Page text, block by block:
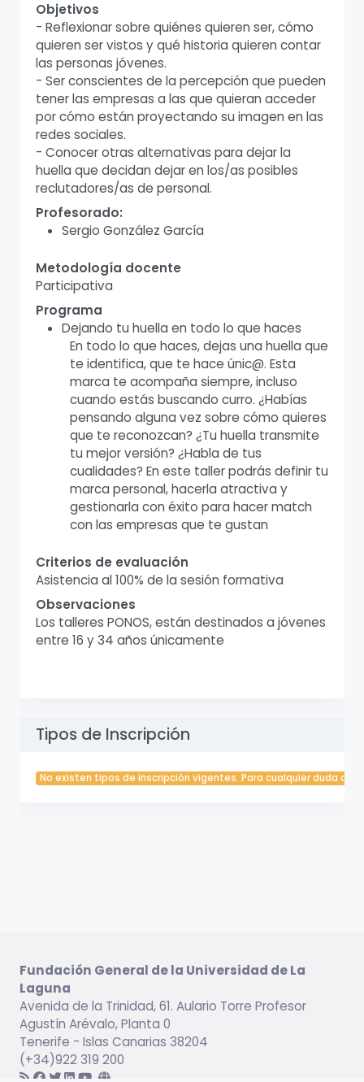
Objetivos
- Reflexionar sobre quiénes quieren ser, cómo
quieren ser vistos y qué historia quieren contar
las personas jóvenes.
- Ser conscientes de la percepción que pueden
tener las empresas a las que quieran acceder
por cómo están proyectando su imagen en las
redes sociales.
- Conocer otras alternativas para dejar la
huella que decidan dejar en los/as posibles
reclutadores/as de personal.
Profesorado:
Sergio González García
Metodología docente
Participativa
Programa
Dejando tu huella en todo lo que haces
En todo lo que haces, dejas una huella que
te identifica, que te hace únic@. Esta
marca te acompaña siempre, incluso
cuando estás buscando curro. ¿Habías
pensando alguna vez sobre cómo quieres
que te reconozcan? ¿Tu huella transmite
tu mejor versión? ¿Habla de tus
cualidades? En este taller podrás definir tu
marca personal, hacerla atractiva y
gestionarla con éxito para hacer match
con las empresas que te gustan
Criterios de evaluación
Asistencia al 100% de la sesión formativa
Observaciones
Los talleres PONOS, están destinados a jóvenes
entre 16 y 34 años únicamente
Tipos de Inscripción
No existen tipos de inscripción vigentes. Para cualquier duda
Fundación General de la Universidad de La
Laguna
Avenida de la Trinidad, 61. Aulario Torre Profesor
Agustín Arévalo, Planta 0
Tenerife - Islas Canarias 38204
(+34)922 319 200